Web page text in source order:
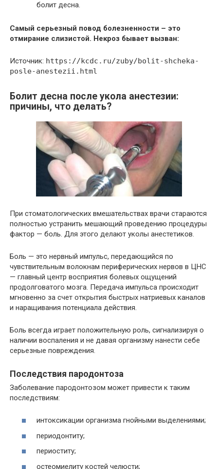
болит десна.
Самый серьезный повод болезненности – это
отмирание слизистой. Некроз бывает вызван:
Источник: https://kcdc.ru/zuby/bolit-shcheka-
posle-anestezii.html
Болит десна после укола анестезии:
причины, что делать?
При стоматологических вмешательствах врачи стараются
полностью устранить мешающий проведению процедуры
фактор — боль. Для этого делают уколы анестетиков.
Боль — это нервный импульс, передающийся по
чувствительным волокнам периферических нервов в ЦНС
— главный центр восприятия болевых ощущений
продолговатого мозга. Передача импульса происходит
мгновенно за счет открытия быстрых натриевых каналов
и наращивания потенциала действия.
Боль всегда играет положительную роль, сигнализируя о
наличии воспаления и не давая организму нанести себе
серьезные повреждения.
Последствия пародонтоза
Заболевание пародонтозом может привести к таким
последствиям:
интоксикации организма гнойными выделениями;
периодонтиту;
периоститу;
остеомиелиту костей челюсти;